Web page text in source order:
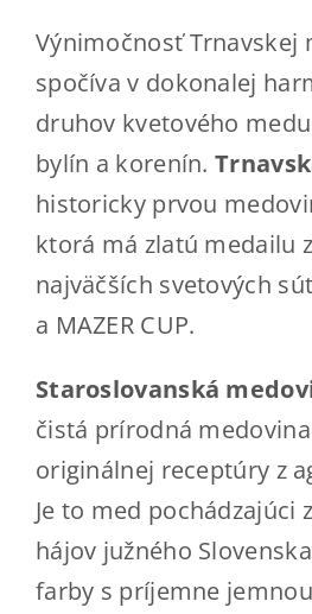
Výnimočnosť Trnavskej
spočíva v dokonalej
druhov kvetového
bylín a korenín.
historicky prvou
ktorá má zlatú medailu
najväčších svetových
a MAZER CUP.
Staroslovanská
čistá prírodná
originálnej receptúry z
Je to med pochádzajúci
hájov južného
farby s príjemne